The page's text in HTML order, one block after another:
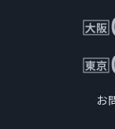
お